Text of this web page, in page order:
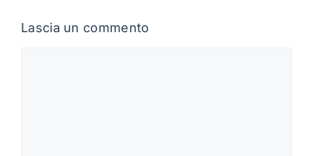
Lascia un commento